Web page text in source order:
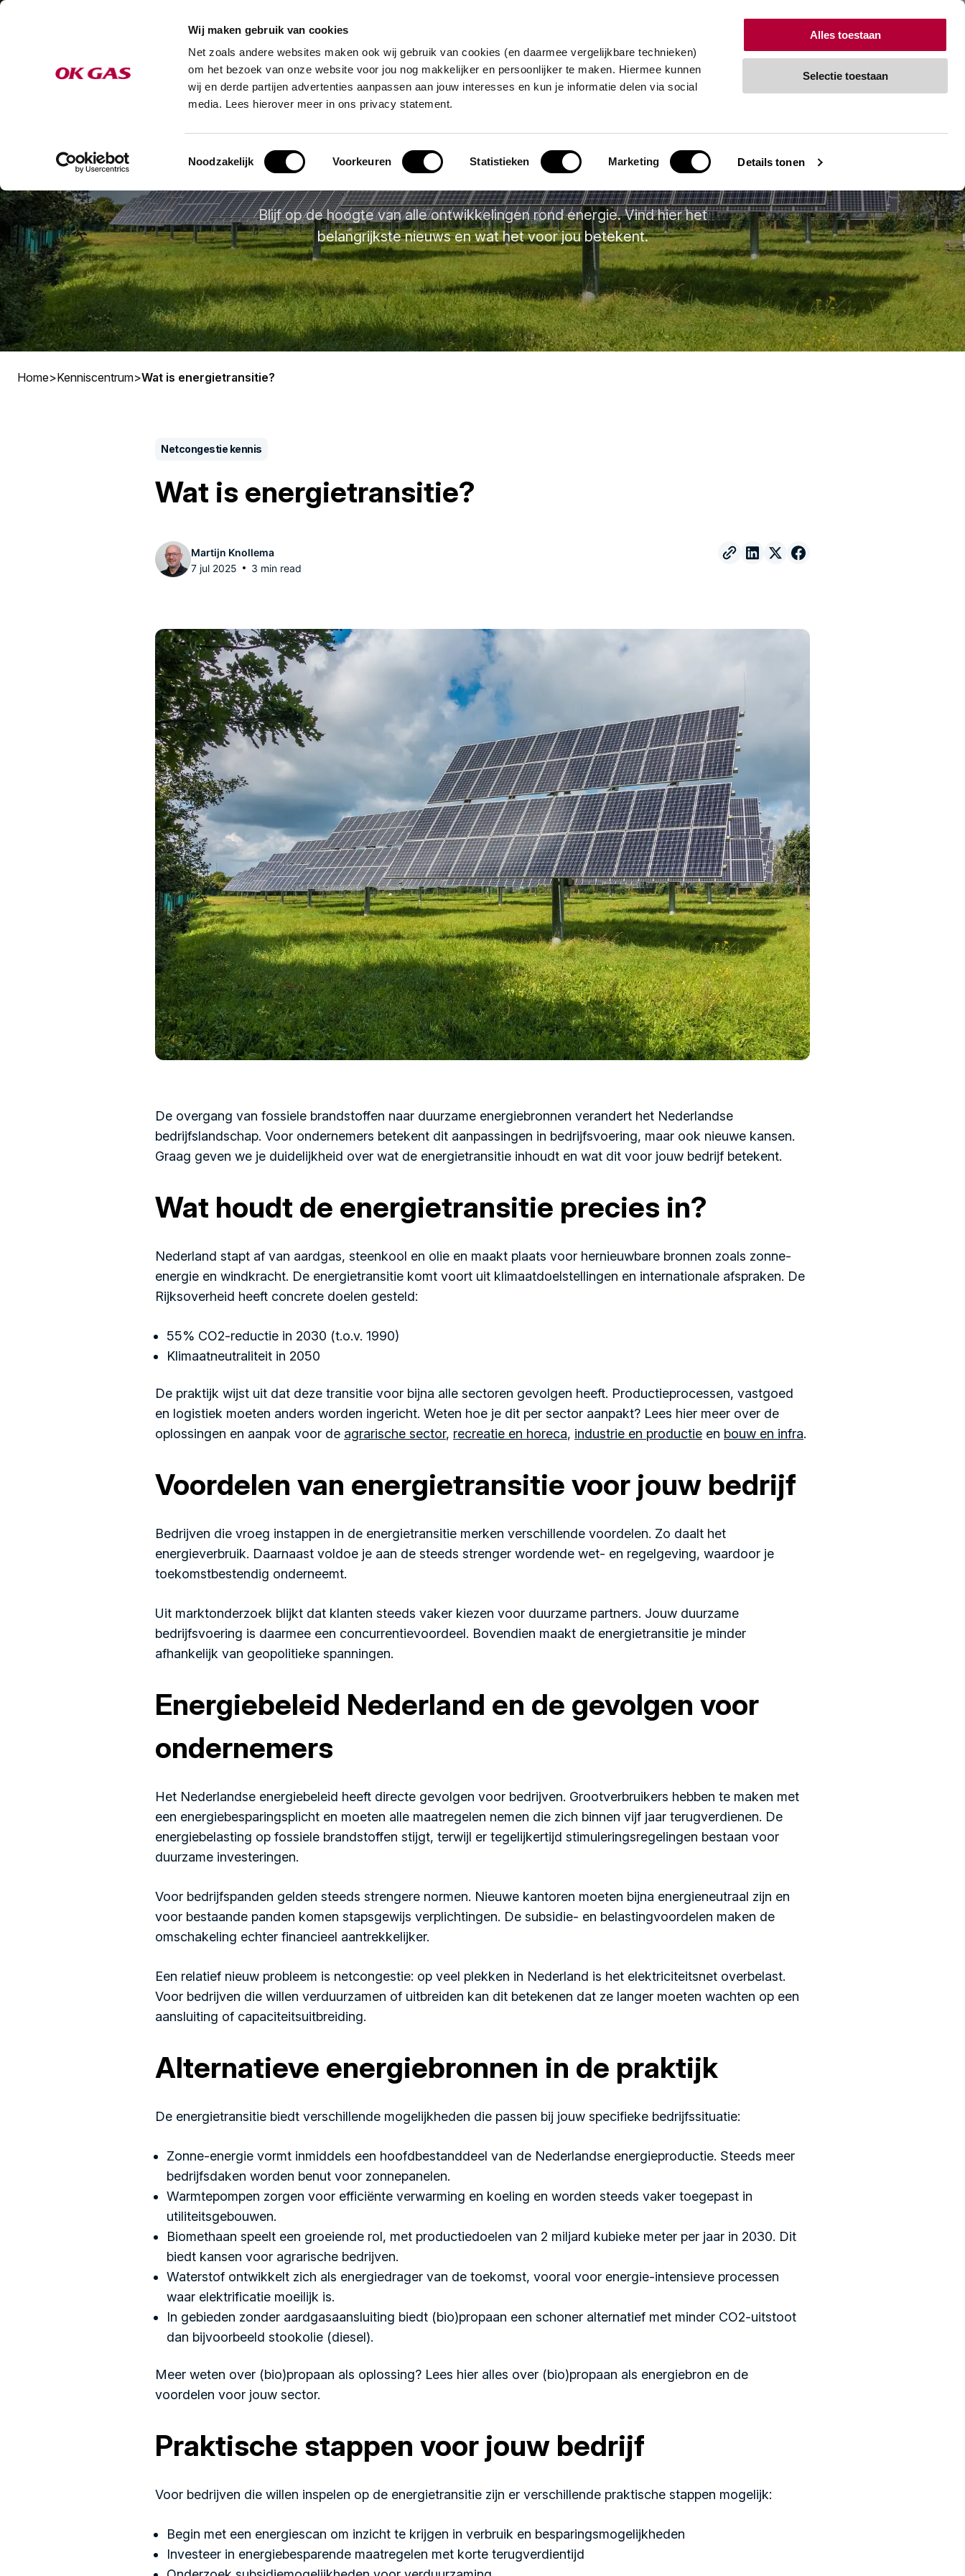
Wij maken gebruik van cookies
Net zoals andere websites maken ook wij gebruik van cookies (en daarmee vergelijkbare technieken)
om het bezoek van onze website voor jou nog makkelijker en persoonlijker te maken. Hiermee kunnen
wij en derde partijen advertenties aanpassen aan jouw interesses en kun je informatie delen via social
media. Lees hierover meer in ons privacy statement.
Toestemmingsselectie
Noodzakelijk Voorkeuren Statistieken Marketing Details tonen
Alles toestaan
Selectie toestaan
Oplossingen en aanpak Kenniscentrum Over ons Contact Vraag een vrijblijvend gesprek aan
Kenniscentrum
Blijf op de hoogte van alle ontwikkelingen rond energie. Vind hier het
belangrijkste nieuws en wat het voor jou betekent.
Home>Kenniscentrum>Wat is energietransitie?
Netcongestie kennis
Wat is energietransitie?
Martijn Knollema
7 jul 2025
3 min read
De overgang van fossiele brandstoffen naar duurzame energiebronnen verandert het Nederlandse
bedrijfslandschap. Voor ondernemers betekent dit aanpassingen in bedrijfsvoering, maar ook nieuwe kansen.
Graag geven we je duidelijkheid over wat de energietransitie inhoudt en wat dit voor jouw bedrijf betekent.
Wat houdt de energietransitie precies in?
Nederland stapt af van aardgas, steenkool en olie en maakt plaats voor hernieuwbare bronnen zoals zonne-
energie en windkracht. De energietransitie komt voort uit klimaatdoelstellingen en internationale afspraken. De
Rijksoverheid heeft concrete doelen gesteld:
55% CO2-reductie in 2030 (t.o.v. 1990)
Klimaatneutraliteit in 2050
De praktijk wijst uit dat deze transitie voor bijna alle sectoren gevolgen heeft. Productieprocessen, vastgoed
en logistiek moeten anders worden ingericht. Weten hoe je dit per sector aanpakt? Lees hier meer over de
oplossingen en aanpak voor de agrarische sector, recreatie en horeca, industrie en productie en bouw en infra.
Voordelen van energietransitie voor jouw bedrijf
Bedrijven die vroeg instappen in de energietransitie merken verschillende voordelen. Zo daalt het
energieverbruik. Daarnaast voldoe je aan de steeds strenger wordende wet- en regelgeving, waardoor je
toekomstbestendig onderneemt.
Uit marktonderzoek blijkt dat klanten steeds vaker kiezen voor duurzame partners. Jouw duurzame
bedrijfsvoering is daarmee een concurrentievoordeel. Bovendien maakt de energietransitie je minder
afhankelijk van geopolitieke spanningen.
Energiebeleid Nederland en de gevolgen voor
ondernemers
Het Nederlandse energiebeleid heeft directe gevolgen voor bedrijven. Grootverbruikers hebben te maken met
een energiebesparingsplicht en moeten alle maatregelen nemen die zich binnen vijf jaar terugverdienen. De
energiebelasting op fossiele brandstoffen stijgt, terwijl er tegelijkertijd stimuleringsregelingen bestaan voor
duurzame investeringen.
Voor bedrijfspanden gelden steeds strengere normen. Nieuwe kantoren moeten bijna energieneutraal zijn en
voor bestaande panden komen stapsgewijs verplichtingen. De subsidie- en belastingvoordelen maken de
omschakeling echter financieel aantrekkelijker.
Een relatief nieuw probleem is netcongestie: op veel plekken in Nederland is het elektriciteitsnet overbelast.
Voor bedrijven die willen verduurzamen of uitbreiden kan dit betekenen dat ze langer moeten wachten op een
aansluiting of capaciteitsuitbreiding.
Alternatieve energiebronnen in de praktijk
De energietransitie biedt verschillende mogelijkheden die passen bij jouw specifieke bedrijfssituatie:
Zonne-energie vormt inmiddels een hoofdbestanddeel van de Nederlandse energieproductie. Steeds meer
bedrijfsdaken worden benut voor zonnepanelen.
Warmtepompen zorgen voor efficiënte verwarming en koeling en worden steeds vaker toegepast in
utiliteitsgebouwen.
Biomethaan speelt een groeiende rol, met productiedoelen van 2 miljard kubieke meter per jaar in 2030. Dit
biedt kansen voor agrarische bedrijven.
Waterstof ontwikkelt zich als energiedrager van de toekomst, vooral voor energie-intensieve processen
waar elektrificatie moeilijk is.
In gebieden zonder aardgasaansluiting biedt (bio)propaan een schoner alternatief met minder CO2-uitstoot
dan bijvoorbeeld stookolie (diesel).
Meer weten over (bio)propaan als oplossing? Lees hier alles over (bio)propaan als energiebron en de
voordelen voor jouw sector.
Praktische stappen voor jouw bedrijf
Voor bedrijven die willen inspelen op de energietransitie zijn er verschillende praktische stappen mogelijk:
Begin met een energiescan om inzicht te krijgen in verbruik en besparingsmogelijkheden
Investeer in energiebesparende maatregelen met korte terugverdientijd